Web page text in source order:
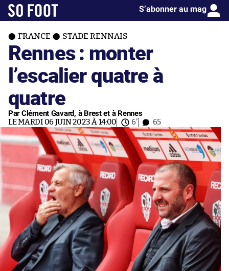
S’abonner au mag
FRANCE STADE RENNAIS
Rennes : monter
l’escalier quatre à
quatre
Par Clément Gavard, à Brest et à Rennes
LE MARDI 06 JUIN 2023 À 14:00 6' 65